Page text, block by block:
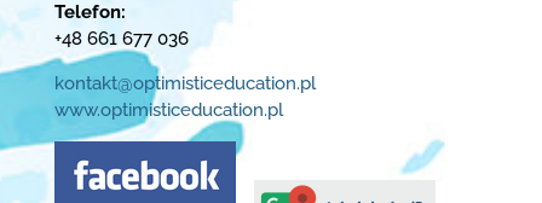
Telefon:
+48 661 677 036
kontakt@optimisticeducation.pl
www.optimisticeducation.pl